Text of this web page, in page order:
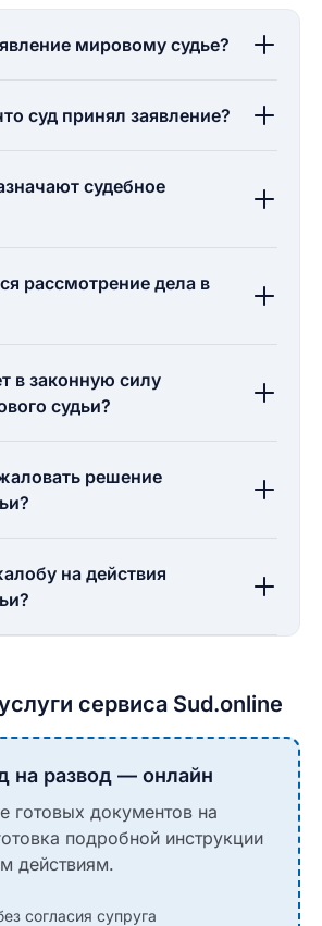
мировому судье?
суд принял заявление?
судебное
рассмотрение дела в
в законную силу
судьи?
решение
на действия
сервиса Sud.online
на развод — онлайн
готовых документов на
подробной инструкции
действиям.
согласия супруга